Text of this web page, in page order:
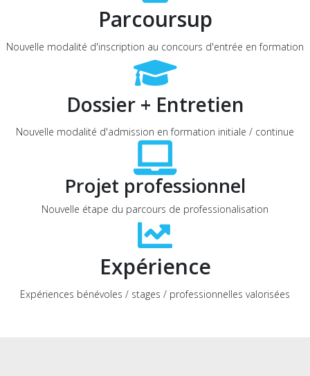
Parcoursup
Nouvelle modalité d'inscription au concours d'entrée en formation
Dossier + Entretien
Nouvelle modalité d'admission en formation initiale / continue
Projet professionnel
Nouvelle étape du parcours de professionalisation
Expérience
Expériences bénévoles / stages / professionnelles valorisées